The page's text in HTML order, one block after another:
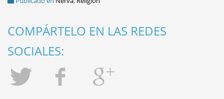
COMPÁRTELO EN LAS REDES
SOCIALES: